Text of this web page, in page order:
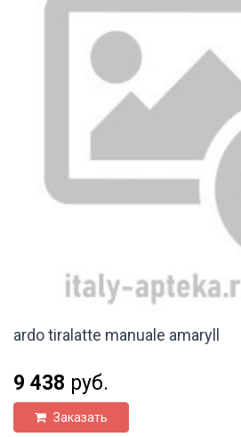
ardo tiralatte manuale amaryll
9 438 руб.
Заказать